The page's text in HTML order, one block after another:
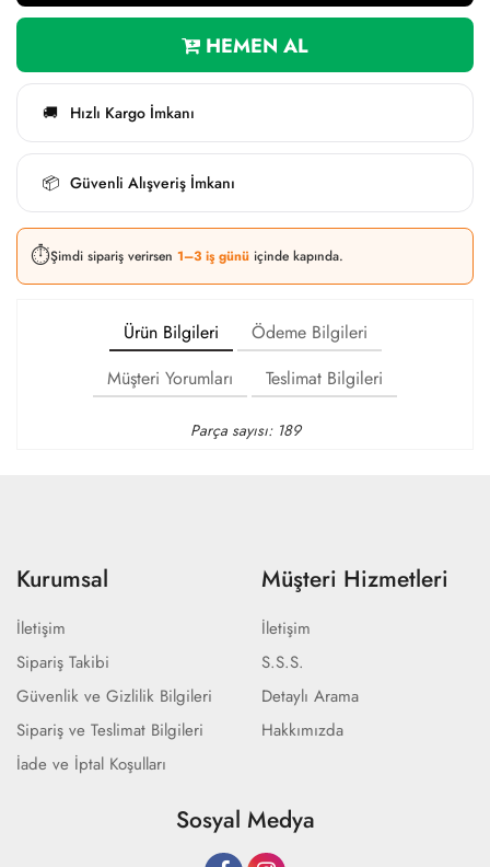
HEMEN AL
🚚 Hızlı Kargo İmkanı
📦 Güvenli Alışveriş İmkanı
⏱️Şimdi sipariş verirsen 1–3 iş günü içinde kapında.
Ürün Bilgileri
Ödeme Bilgileri
Müşteri Yorumları
Teslimat Bilgileri
Parça sayısı: 189
Kurumsal
İletişim
Sipariş Takibi
Güvenlik ve Gizlilik Bilgileri
Sipariş ve Teslimat Bilgileri
İade ve İptal Koşulları
Müşteri Hizmetleri
İletişim
S.S.S.
Detaylı Arama
Hakkımızda
Sosyal Medya